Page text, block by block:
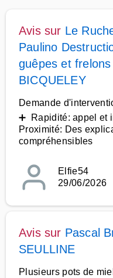
Avis sur Le
Paulino
guêpes et frelons
BICQUELEY
Demande
➕ Rapidité: appel et
Proximité: Des
compréhensibles
Elfie54
29/06/2026
Avis sur Pascal
SEULLINE
Plusieurs pots de miel